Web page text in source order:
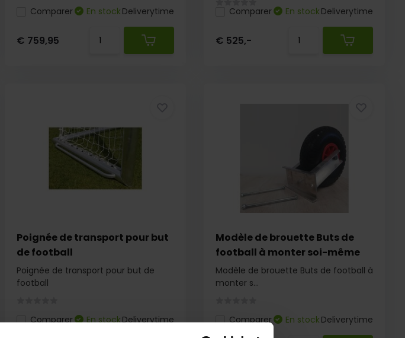
Comparer En stock Deliverytime
€ 759,95
Comparer En stock Deliverytime
€ 525,-
Poignée de transport pour but
de football
Poignée de transport pour but de
football
Comparer En stockDeliverytime
Modèle de brouette Buts de
football à monter soi-même
Modèle de brouette Buts de football à
monter s...
Comparer En stock Deliverytime